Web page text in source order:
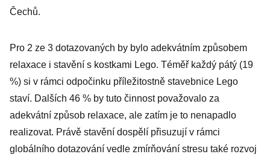
Čechů.
Pro 2 ze 3 dotazovaných by bylo adekvátním způsobem
relaxace i stavění s kostkami Lego. Téměř každý pátý (19
%) si v rámci odpočinku příležitostně stavebnice Lego
staví. Dalších 46 % by tuto činnost považovalo za
adekvátní způsob relaxace, ale zatím je to nenapadlo
realizovat. Právě stavění dospělí přisuzují v rámci
globálního dotazování vedle zmírňování stresu také rozvoj